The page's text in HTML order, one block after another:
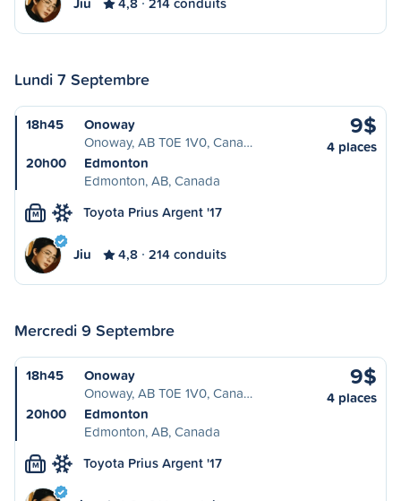
Lundi 7 Septembre
18h45
Onoway
Onoway, AB T0E 1V0, Cana…
20h00
Edmonton
Edmonton, AB, Canada
9$
4 places
M Toyota Prius Argent '17
Jiu 4,8 214 conduits
Mercredi 9 Septembre
18h45
Onoway
Onoway, AB T0E 1V0, Cana…
20h00
Edmonton
Edmonton, AB, Canada
9$
4 places
M Toyota Prius Argent '17